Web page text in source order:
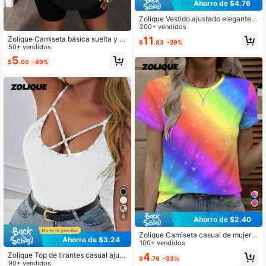
Zolique Camiseta básica suelta y h
olgada con cuello caído y estampa
do gráfico para mujer
50+ vendidos
$5.00 -49%
6
Ahorro de $3.24
Zolique Top de tirantes casual ajust
ado con costillas, decorado con rhi
90+ vendidos
Ahorro de $4.76
Zolique Vestido ajustado elegante s
in mangas con cuello en V fruncido
de unicolor
200+ vendidos
$11 .83 -29%
Ahorro de $2.40
Zolique Camiseta casual de mujer d
e manga corta con cuello redondo y
efecto ombré de colores del arcoíri
s, top holgado para primavera y ver
100+ vendidos
$4.79 -33%